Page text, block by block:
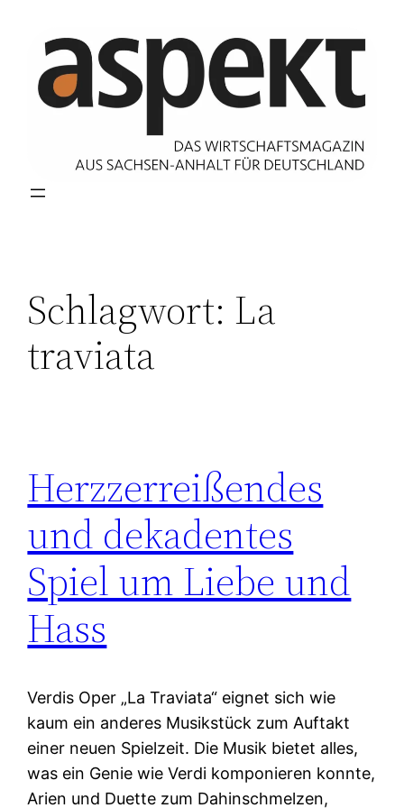
Inhalt
springen
Schlagwort: La
traviata
Herzzerreißendes
und dekadentes
Spiel um Liebe und
Hass
Verdis Oper „La Traviata“ eignet sich wie
kaum ein anderes Musikstück zum Auftakt
einer neuen Spielzeit. Die Musik bietet alles,
was ein Genie wie Verdi komponieren konnte,
Arien und Duette zum Dahinschmelzen,